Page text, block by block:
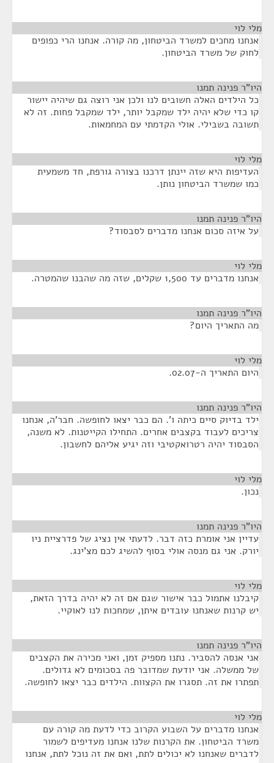
מלי לוי
אנחנו מחכים למשרד הביטחון, מה קורה. אנחנו הרי כפופים
לחוק של משרד הביטחון.
היו"ר פנינה תמנו
כל הילדים האלה חשובים לנו ולכן אני רוצה גם שיהיה יישור
קו כדי שלא יהיה ילד שמקבל יותר, ילד שמקבל פחות. זה לא
תשובה בשבילי. אולי הקדמתי עם המחמאות.
מלי לוי
העדיפות היא שזה יינתן דרכנו בצורה גורפת, חד משמעית
כמו שמשרד הביטחון נותן.
היו"ר פנינה תמנו
על איזה סכום אנחנו מדברים לסבסוד?
מלי לוי
אנחנו מדברים עד 1,500 שקלים, שזה מה שהבנו שהמטרה.
היו"ר פנינה תמנו
מה התאריך היום?
מלי לוי
היום התאריך ה-02.07.
היו"ר פנינה תמנו
ילד בדיוק סיים כיתה ו'. הם כבר יצאו לחופשה. חבר'ה, אנחנו
צריכים לעבוד בקצבים אחרים. התחילו הקייטנות. לא משנה,
הסבסוד יהיה רטרואקטיבי וזה יגיע אליהם לחשבון.
מלי לוי
נכון.
היו"ר פנינה תמנו
עדיין אני אומרת כזה דבר. לדעתי אין נציג של פדרציית ניו
יורק. אני גם מנסה אולי בסוף להשיג לכם מצ'ינג.
מלי לוי
קיבלנו אתמול כבר אישור שגם אם זה לא יהיה בדרך הזאת,
יש קרנות שאנחנו עובדים איתן, שמחכות לנו לאוקיי.
היו"ר פנינה תמנו
אני אנסה להסביר. נתנו מספיק זמן, ואני מכירה את הקצבים
של ממשלה. אני יודעת שמדובר פה בסכומים לא גדולים.
תפתרו את זה. תסגרו את הקצוות. הילדים כבר יצאו לחופשה.
מלי לוי
אנחנו מדברים על השבוע הקרוב כדי לדעת מה קורה עם
משרד הביטחון. את הקרנות שלנו אנחנו מעדיפים לשמור
לדברים שאנחנו לא יכולים לתת, ואם את זה נוכל לתת, אנחנו